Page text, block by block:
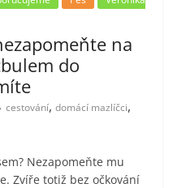
na
do
cestování,domácí mazlíčci,
Nezapomeňte mu
Zvíře totiž bez očkování